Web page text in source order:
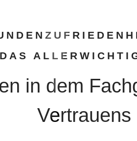
DAS
in dem
Vertrauens